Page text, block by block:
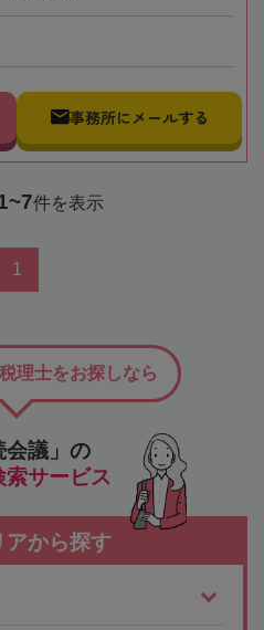
事務所にメールする
件を表示
1
会議」の
索サービス
理士をお探しなら
アから探す